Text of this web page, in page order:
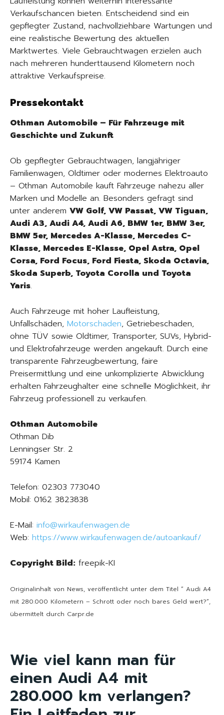
Verkaufschancen bieten. Entscheidend sind ein
gepflegter Zustand, nachvollziehbare Wartungen und
eine realistische Bewertung des aktuellen
Marktwertes. Viele Gebrauchtwagen erzielen auch
nach mehreren hunderttausend Kilometern noch
attraktive Verkaufspreise.
Pressekontakt
Othman Automobile – Für Fahrzeuge mit
Geschichte und Zukunft
Ob gepflegter Gebrauchtwagen, langjähriger
Familienwagen, Oldtimer oder modernes Elektroauto
– Othman Automobile kauft Fahrzeuge nahezu aller
Marken und Modelle an. Besonders gefragt sind
unter anderem VW Golf, VW Passat, VW Tiguan,
Audi A3, Audi A4, Audi A6, BMW 1er, BMW 3er,
BMW 5er, Mercedes A-Klasse, Mercedes C-
Klasse, Mercedes E-Klasse, Opel Astra, Opel
Corsa, Ford Focus, Ford Fiesta, Skoda Octavia,
Skoda Superb, Toyota Corolla und Toyota
Yaris.
Auch Fahrzeuge mit hoher Laufleistung,
Unfallschäden, Motorschaden, Getriebeschaden,
ohne TÜV sowie Oldtimer, Transporter, SUVs, Hybrid-
und Elektrofahrzeuge werden angekauft. Durch eine
transparente Fahrzeugbewertung, faire
Preisermittlung und eine unkomplizierte Abwicklung
erhalten Fahrzeughalter eine schnelle Möglichkeit, ihr
Fahrzeug professionell zu verkaufen.
Othman Automobile
Othman Dib
Lenningser Str. 2
59174 Kamen
Telefon: 02303 773040
Mobil: 0162 3823838
E-Mail: info@wirkaufenwagen.de
Web: https://www.wirkaufenwagen.de/autoankauf/
Copyright Bild: freepik-KI
Originalinhalt von News, veröffentlicht unter dem Titel “ Audi A4
mit 280.000 Kilometern – Schrott oder noch bares Geld wert?“,
übermittelt durch Carpr.de
Wie viel kann man für
einen Audi A4 mit
280.000 km verlangen?